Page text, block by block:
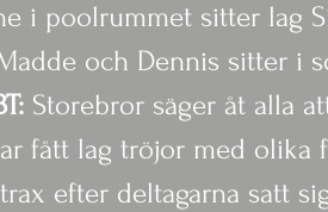
i poolrummet sitter lag
och Dennis sitter i
Storebror säger åt alla
fått lag tröjor med olika
efter deltagarna satt